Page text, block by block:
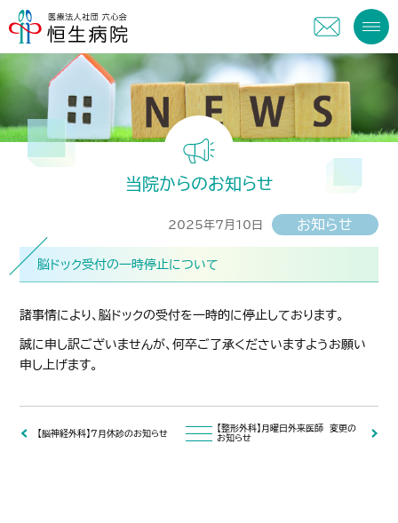
当院からのお知らせ
2025年7月10日 お知らせ
脳ドック受付の一時停止について
諸事情により、脳ドックの受付を一時的に停止しております。
誠に申し訳ございませんが、何卒ご了承くださいますようお願い
申し上げます。
【脳神経外科】７月休診のお知らせ
【整形外科】月曜日外来医師 変更の
お知らせ